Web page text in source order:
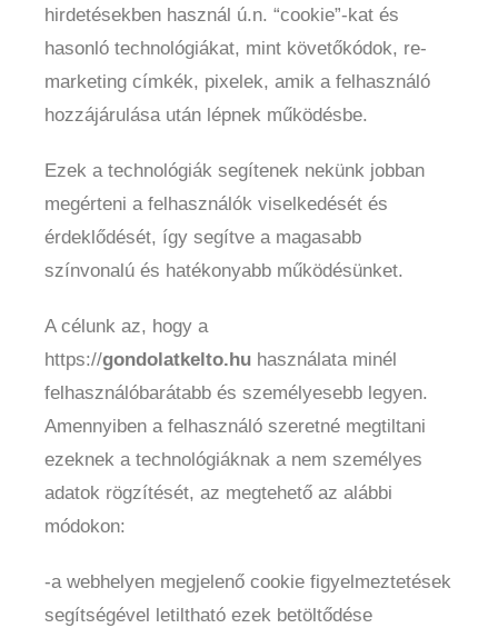
hirdetésekben használ ú.n. “cookie”-kat és
hasonló technológiákat, mint követőkódok, re-
marketing címkék, pixelek, amik a felhasználó
hozzájárulása után lépnek működésbe.
Ezek a technológiák segítenek nekünk jobban
megérteni a felhasználók viselkedését és
érdeklődését, így segítve a magasabb
színvonalú és hatékonyabb működésünket.
A célunk az, hogy a
https://gondolatkelto.huhasználata minél
felhasználóbarátabb és személyesebb legyen.
Amennyiben a felhasználó szeretné megtiltani
ezeknek a technológiáknak a nem személyes
adatok rögzítését, az megtehető az alábbi
módokon:
-a webhelyen megjelenő cookie figyelmeztetések
segítségével letiltható ezek betöltődése